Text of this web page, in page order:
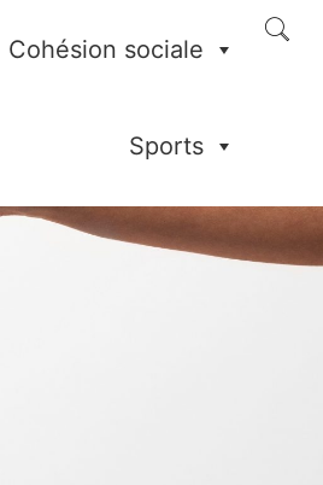
Cohésion sociale
Sports